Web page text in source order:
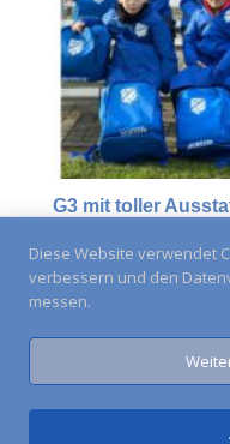
G3 mit toller
VfB Ginsheim 1916 e.V. ©
Diese Website verwendet
verbessern und den
messen.